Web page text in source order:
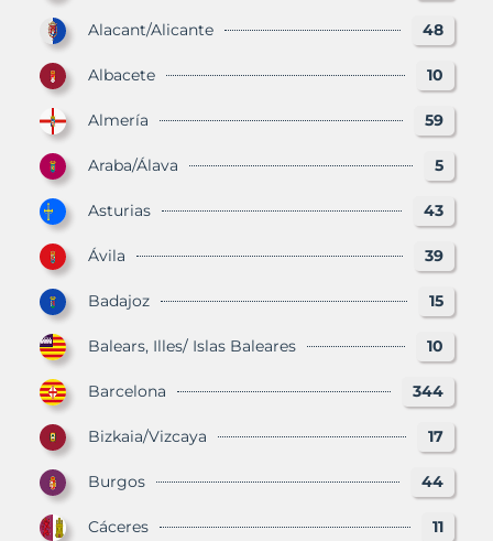
Alacant/Alicante 48
Albacete 10
Almería 59
Araba/Álava 5
Asturias 43
Ávila 39
Badajoz 15
Balears, Illes/ Islas Baleares 10
Barcelona 344
Bizkaia/Vizcaya 17
Burgos 44
Cáceres 11